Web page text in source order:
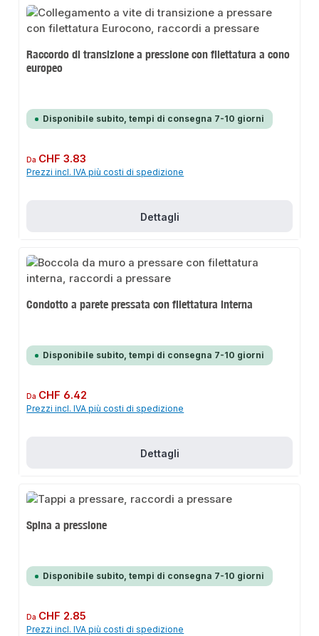
Raccordo di transizione a pressione con filettatura a cono
europeo
Disponibile subito, tempi di consegna 7-10 giorni
Prezzo normale:
Da CHF 3.83
Prezzi incl. IVA più costi di spedizione
Dettagli
Condotto a parete pressata con filettatura interna
Disponibile subito, tempi di consegna 7-10 giorni
Prezzo normale:
Da CHF 6.42
Prezzi incl. IVA più costi di spedizione
Dettagli
Spina a pressione
Disponibile subito, tempi di consegna 7-10 giorni
Prezzo normale:
Da CHF 2.85
Prezzi incl. IVA più costi di spedizione